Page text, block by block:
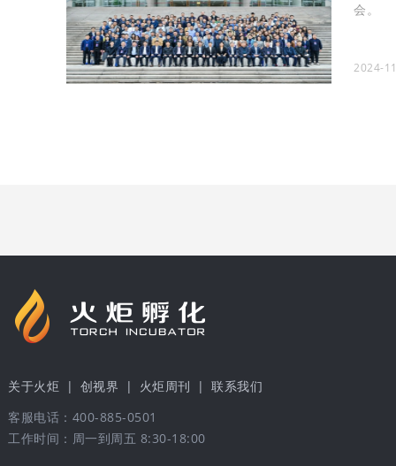
2024-
会。
关于火炬 | 创视界 | 火炬周刊 | 联系我们
客服电话：400-885-0501
工作时间：周一到周五 8:30-18:00